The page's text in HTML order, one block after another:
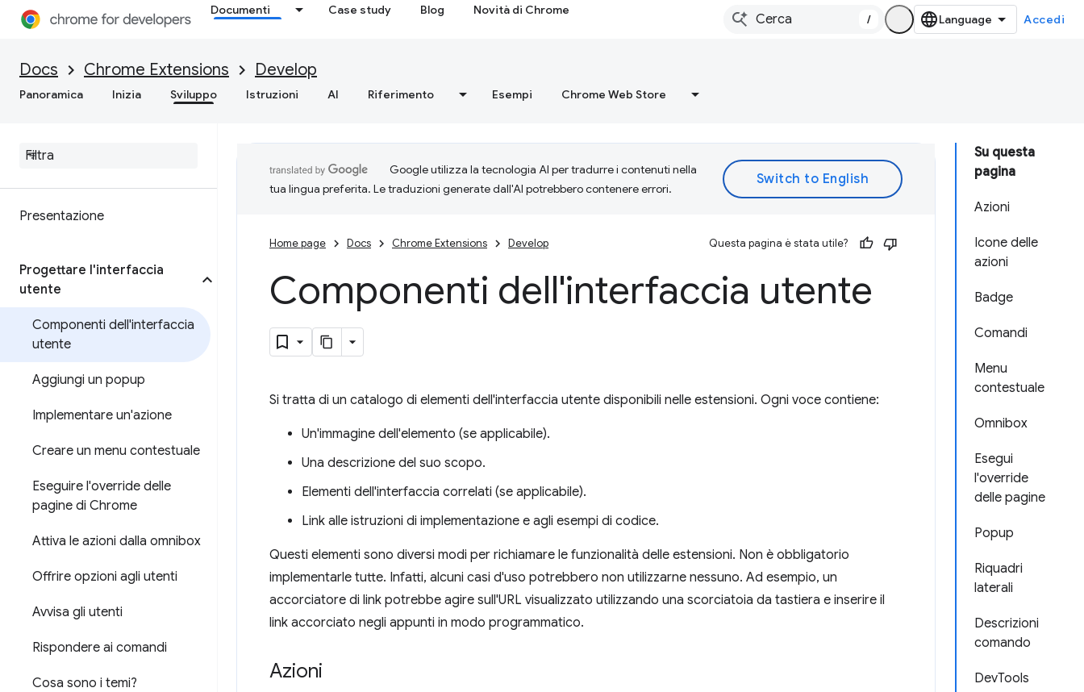
Documenti Case study Blog Novità di Chrome
/ Accedi
Docs Chrome Extensions Develop
Panoramica Inizia Sviluppo Istruzioni AI Riferimento Esempi Chrome Web Store
Presentazione
Progettare l'interfaccia
utente
Componenti dell'interfaccia
utente
Aggiungi un popup
Implementare un'azione
Creare un menu contestuale
Eseguire l'override delle
pagine di Chrome
Attiva le azioni dalla omnibox
Offrire opzioni agli utenti
Avvisa gli utenti
Rispondere ai comandi
Cosa sono i temi?
Su questa
pagina
Azioni
Icone delle
azioni
Badge
Comandi
Menu
contestuale
Omnibox
Esegui
l'override
delle pagine
Popup
Riquadri
laterali
Descrizioni
comando
DevTools
Google utilizza la tecnologia AI per tradurre i contenuti nella
tua lingua preferita. Le traduzioni generate dall'AI potrebbero contenere errori.
Home page Docs Chrome Extensions Develop Questa pagina è stata utile?
Componenti dell'interfaccia utente
Si tratta di un catalogo di elementi dell'interfaccia utente disponibili nelle estensioni. Ogni voce contiene:
Un'immagine dell'elemento (se applicabile).
Una descrizione del suo scopo.
Elementi dell'interfaccia correlati (se applicabile).
Link alle istruzioni di implementazione e agli esempi di codice.
Questi elementi sono diversi modi per richiamare le funzionalità delle estensioni. Non è obbligatorio
implementarle tutte. Infatti, alcuni casi d'uso potrebbero non utilizzarne nessuno. Ad esempio, un
accorciatore di link potrebbe agire sull'URL visualizzato utilizzando una scorciatoia da tastiera e inserire il
link accorciato negli appunti in modo programmatico.
Azioni